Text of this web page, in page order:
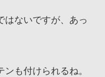
はないですが、あっ
も付けられるね。